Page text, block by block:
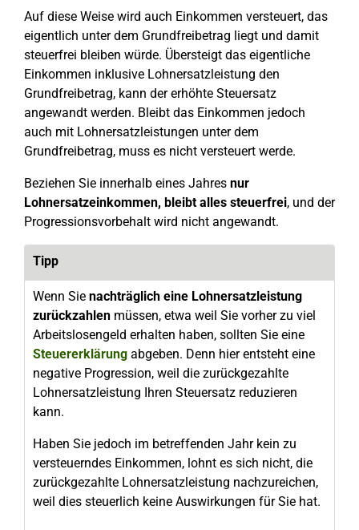
Auf diese Weise wird auch Einkommen versteuert, das
eigentlich unter dem Grundfreibetrag liegt und damit
steuerfrei bleiben würde. Übersteigt das eigentliche
Einkommen inklusive Lohnersatzleistung den
Grundfreibetrag, kann der erhöhte Steuersatz
angewandt werden. Bleibt das Einkommen jedoch
auch mit Lohnersatzleistungen unter dem
Grundfreibetrag, muss es nicht versteuert werde.
Beziehen Sie innerhalb eines Jahres nur
Lohnersatzeinkommen, bleibt alles steuerfrei, und der
Progressionsvorbehalt wird nicht angewandt.
Tipp
Wenn Sie nachträglich eine Lohnersatzleistung
zurückzahlen müssen, etwa weil Sie vorher zu viel
Arbeitslosengeld erhalten haben, sollten Sie eine
Steuererklärung abgeben. Denn hier entsteht eine
negative Progression, weil die zurückgezahlte
Lohnersatzleistung Ihren Steuersatz reduzieren
kann.
Haben Sie jedoch im betreffenden Jahr kein zu
versteuerndes Einkommen, lohnt es sich nicht, die
zurückgezahlte Lohnersatzleistung nachzureichen,
weil dies steuerlich keine Auswirkungen für Sie hat.